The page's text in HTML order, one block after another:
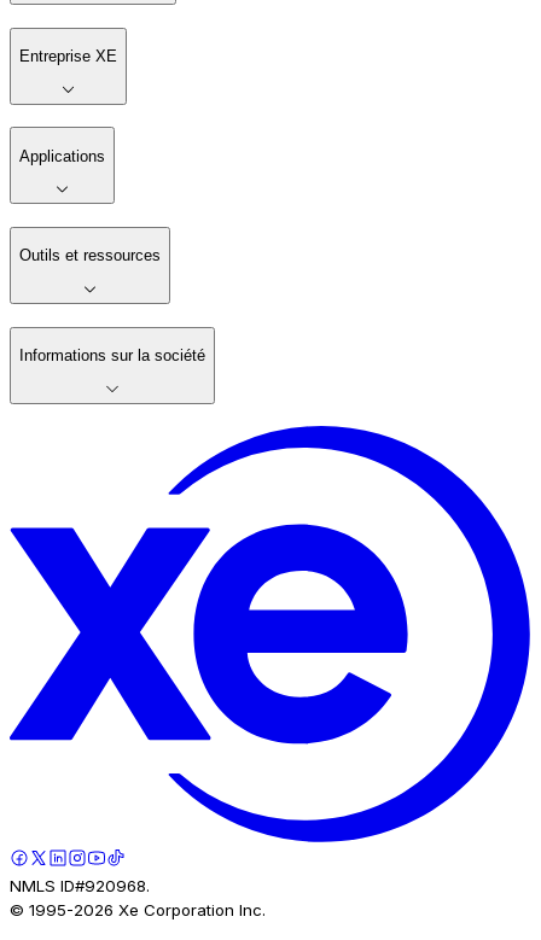
Entreprise XE
Applications
Outils et ressources
Informations sur la société
NMLS ID#920968.
© 1995-2026 Xe Corporation Inc.